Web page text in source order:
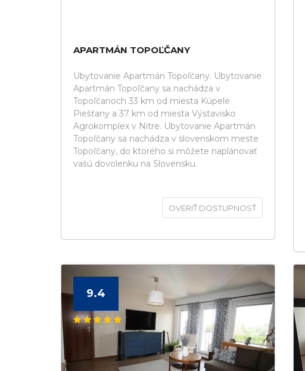
APARTMÁN TOPOĽČANY
Ubytovanie Apartmán Topoľčany. Ubytovanie
Apartmán Topoľčany sa nachádza v
Topoľčanoch 33 km od miesta Kúpele
Piešťany a 37 km od miesta Výstavisko
Agrokomplex v Nitre. Ubytovanie Apartmán
Topoľčany sa nachádza v slovenskom meste
Topoľčany, do ktorého si môžete naplánovať
vašú dovolenku na Slovensku.
OVERIŤ DOSTUPNOSŤ
9.4